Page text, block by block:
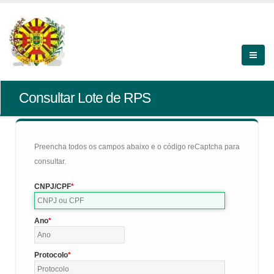
Consultar Lote de RPS
Preencha todos os campos abaixo e o código reCaptcha para
consultar.
CNPJ/CPF
Ano
Protocolo